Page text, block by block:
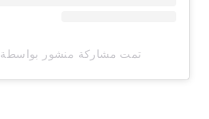
تمت مشاركة منشور بواسطة ‏‎MAGUY | ماغي‎‏ (@‏‎maguyboughosn‎‏)